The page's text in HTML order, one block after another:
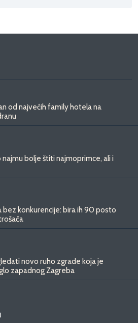
od najvećih family hotela na
najmu bolje štiti najmoprimce, ali i
bez konkurencije: bira ih 90 posto
novo ruho zgrade koja je
zapadnog Zagreba